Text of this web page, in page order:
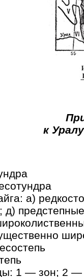
к
а)
д)
1 — зон; 2 —